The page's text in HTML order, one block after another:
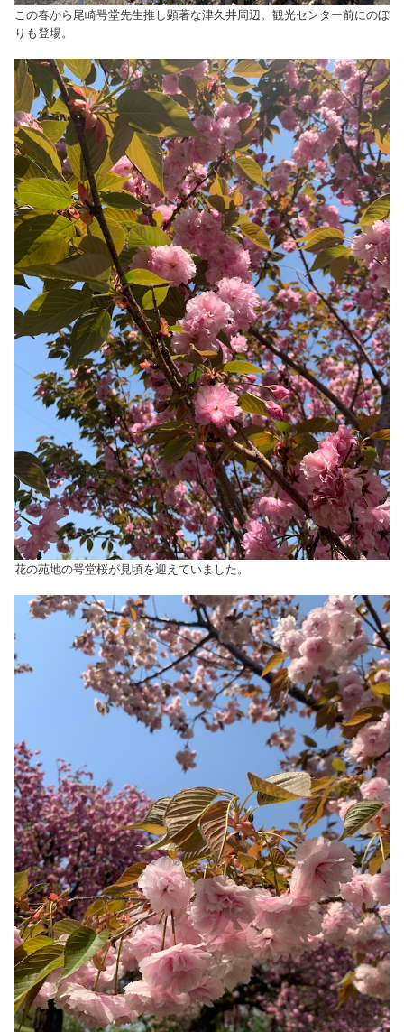
この春から尾崎咢堂先生推し顕著な津久井周辺。観光センター前にのぼ
りも登場。
花の苑地の咢堂桜が見頃を迎えていました。